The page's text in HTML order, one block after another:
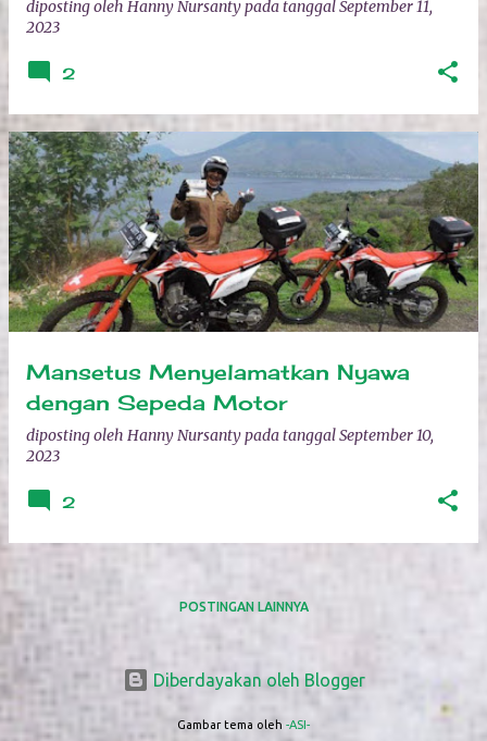
diposting oleh Hanny Nursantypada tanggalSeptember 11,
2023
2
Mansetus Menyelamatkan Nyawa
dengan Sepeda Motor
diposting oleh Hanny Nursantypada tanggalSeptember 10,
2023
2
POSTINGAN LAINNYA
Diberdayakan oleh Blogger
Gambar tema oleh -ASI-